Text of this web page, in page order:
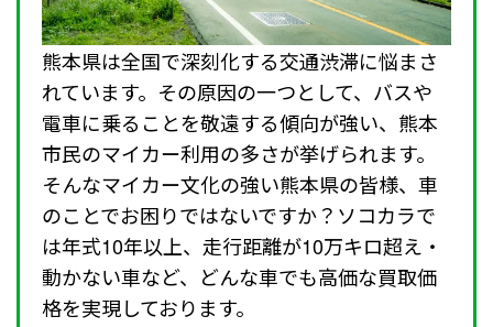
熊本県は全国で深刻化する交通渋滞に悩まさ
れています。その原因の一つとして、バスや
電車に乗ることを敬遠する傾向が強い、熊本
市民のマイカー利用の多さが挙げられます。
そんなマイカー文化の強い熊本県の皆様、車
のことでお困りではないですか？ソコカラで
は年式10年以上、走行距離が10万キロ超え・
動かない車など、どんな車でも高価な買取価
格を実現しております。